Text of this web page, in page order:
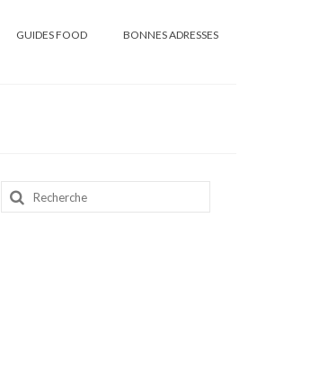
GUIDES FOOD BONNES ADRESSES
Rechercher
: